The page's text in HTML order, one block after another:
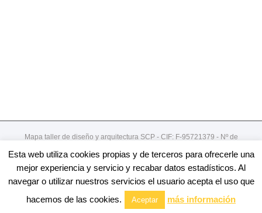
Mapa taller de diseño y arquitectura SCP - CIF: F-95721379 - Nº de
Gordoniz 44, 5º - dto 7- 48002 - Bilbao / 94 4078913
FacebookTwitterLinkedinYoutube
Esta web utiliza cookies propias y de terceros para ofrecerle una
mejor experiencia y servicio y recabar datos estadísticos. Al
navegar o utilizar nuestros servicios el usuario acepta el uso que
hacemos de las cookies.
Aceptar más información